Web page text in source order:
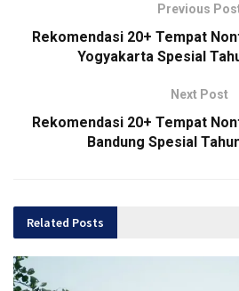
Previous
Rekomendasi 20+ Tempat
Yogyakarta Spesial
Next Post
Rekomendasi 20+ Tempat
Bandung Spesial
Related Posts